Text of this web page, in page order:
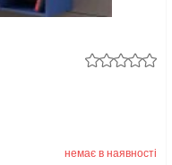
немає в наявності